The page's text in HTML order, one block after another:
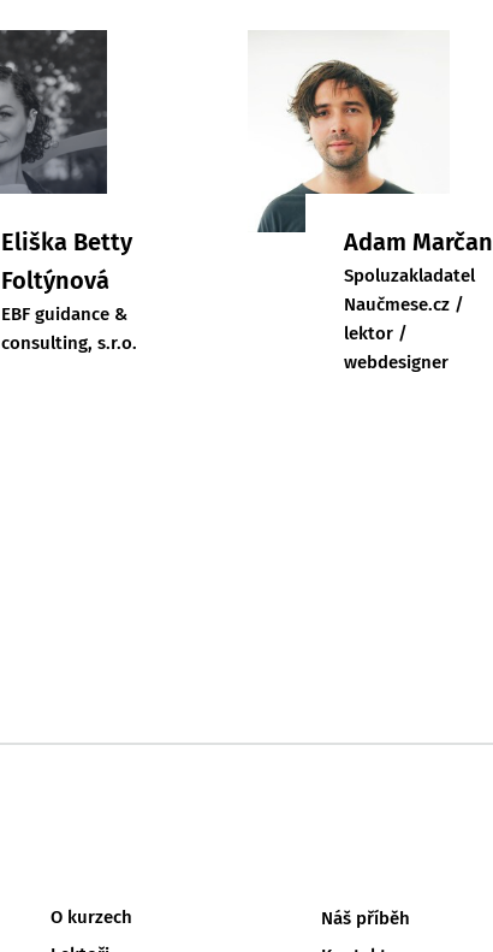
Eliška Betty
Foltýnová
EBF guidance &
consulting, s.r.o.
Adam Marčan
Spoluzakladatel
Naučmese.cz /
lektor /
webdesigner
MENU
O kurzech
Náš příběh